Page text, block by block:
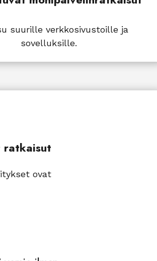
suurille verkkosivustoille ja
sovelluksille.
ratkaisut
ovat